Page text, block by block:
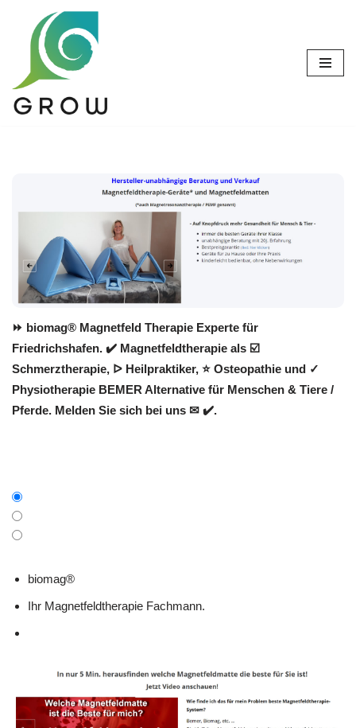
Zum
springen
⏩ biomag® Magnetfeld Therapie Experte für
Friedrichshafen. ✔️ Magnetfeldtherapie als ☑️
Schmerztherapie, ᐅ Heilpraktiker, ⭐ Osteopathie und ✓
Physiotherapie BEMER Alternative für Menschen & Tiere /
Pferde. Melden Sie sich bei uns ✉ ✔️.
biomag®
Ihr Magnetfeldtherapie Fachmann.